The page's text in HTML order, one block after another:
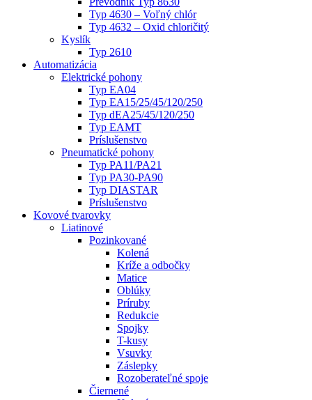
Typ 4630 – Voľný chlór
Typ 4632 – Oxid chloričitý
Kyslík
Typ 2610
Automatizácia
Elektrické pohony
Typ EA04
Typ EA15/25/45/120/250
Typ dEA25/45/120/250
Typ EAMT
Príslušenstvo
Pneumatické pohony
Typ PA11/PA21
Typ PA30-PA90
Typ DIASTAR
Príslušenstvo
Kovové tvarovky
Liatinové
Pozinkované
Kolená
Kríže a odbočky
Matice
Oblúky
Príruby
Redukcie
Spojky
T-kusy
Vsuvky
Záslepky
Rozoberateľné spoje
Čiernené